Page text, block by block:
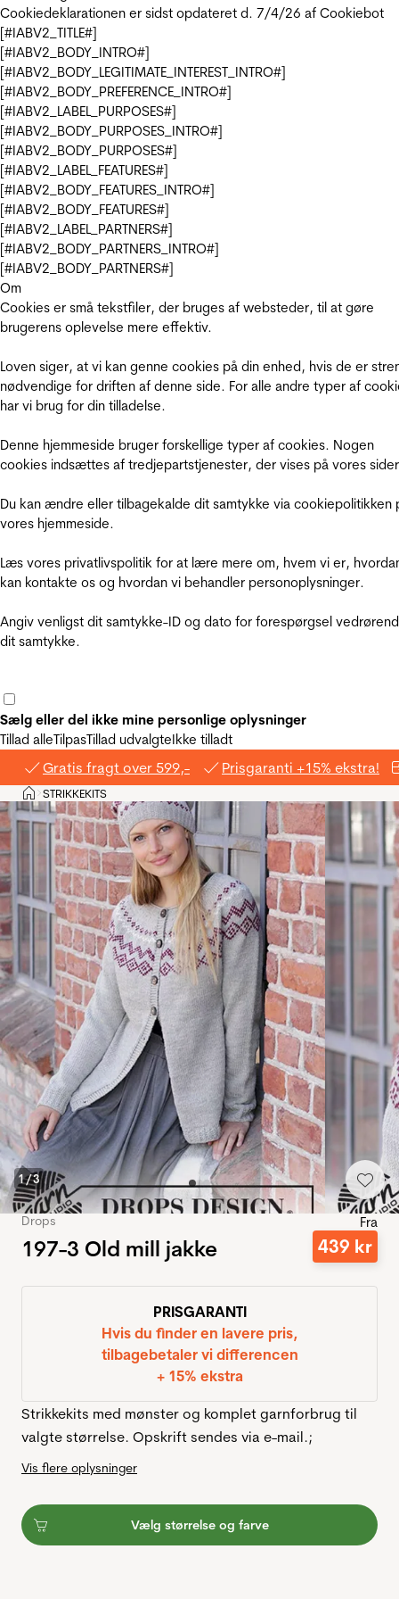
Cookiedeklarationen er sidst opdateret d. 7/4/26 af Cookiebot
[#IABV2_TITLE#]
[#IABV2_BODY_INTRO#]
[#IABV2_BODY_LEGITIMATE_INTEREST_INTRO#]
[#IABV2_BODY_PREFERENCE_INTRO#]
[#IABV2_LABEL_PURPOSES#]
[#IABV2_BODY_PURPOSES_INTRO#]
[#IABV2_BODY_PURPOSES#]
[#IABV2_LABEL_FEATURES#]
[#IABV2_BODY_FEATURES_INTRO#]
[#IABV2_BODY_FEATURES#]
[#IABV2_LABEL_PARTNERS#]
[#IABV2_BODY_PARTNERS_INTRO#]
[#IABV2_BODY_PARTNERS#]
Om
Cookies er små tekstfiler, der bruges af websteder, til at gøre
brugerens oplevelse mere effektiv.
Loven siger, at vi kan genne cookies på din enhed, hvis de er
nødvendige for driften af denne side. For alle andre typer af
har vi brug for din tilladelse.
Denne hjemmeside bruger forskellige typer af cookies. Nogen
cookies indsættes af tredjepartstjenester, der vises på vores
Du kan ændre eller tilbagekalde dit samtykke via cookiepolitikken
vores hjemmeside.
Læs vores privatlivspolitik for at lære mere om, hvem vi er,
kan kontakte os og hvordan vi behandler personoplysninger.
Angiv venligst dit samtykke-ID og dato for forespørgsel
dit samtykke.
Sælg eller del ikke mine personlige oplysninger
Tillad alleTilpasTillad udvalgteIkke tilladt
Gratis fragt over 599,- Prisgaranti +15% ekstra!
Hjem
>STRIKKEKITS
1/3
Drops
197-3 Old mill jakke
Fra
439 kr
PRISGARANTI
Hvis du finder en lavere pris,
tilbagebetaler vi differencen
+ 15% ekstra
Strikkekits med mønster og komplet garnforbrug til
valgte størrelse. Opskrift sendes via e-mail.;
Vis flere oplysninger
Vælg størrelse og farve